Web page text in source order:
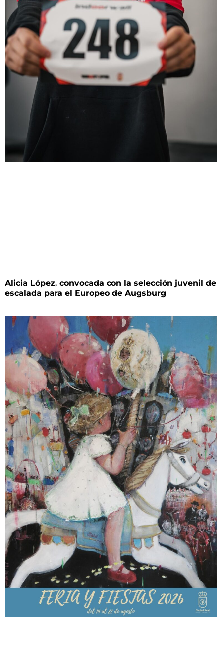
Alicia López, convocada con la selección juvenil de
escalada para el Europeo de Augsburg